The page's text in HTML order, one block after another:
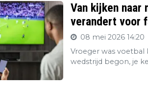
Van kijken naar
verandert voor
08 mei 2026 14:20
Vroeger was voetbal
wedstrijd begon, je